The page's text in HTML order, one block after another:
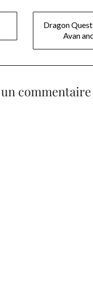
Dragon
Avan
commentaire